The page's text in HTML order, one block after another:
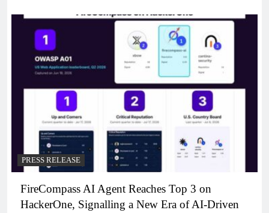
PRESS RELEASE
FireCompass AI Agent Reaches Top 3 on
HackerOne, Signalling a New Era of AI-Driven